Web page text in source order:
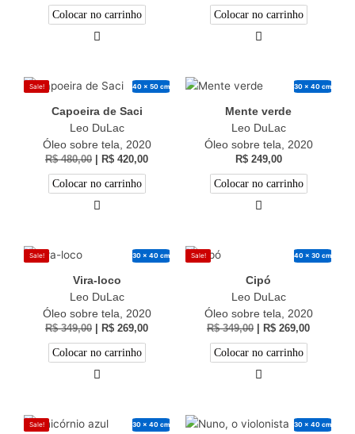
Colocar no carrinho Colocar no carrinho
Sale! 40 x 50 cm
Capoeira de Saci
Leo DuLac
Óleo sobre tela, 2020
R$480,00 R$ 420,00
Colocar no carrinho
30 x 40 cm
Mente verde
Leo DuLac
Óleo sobre tela, 2020
R$249,00
Colocar no carrinho
Sale! 30 x 40 cm
Vira-loco
Leo DuLac
Óleo sobre tela, 2020
R$349,00 R$ 269,00
Colocar no carrinho
Sale! 40 x 30 cm
Cipó
Leo DuLac
Óleo sobre tela, 2020
R$349,00 R$ 269,00
Colocar no carrinho
Sale! 30 x 40 cm 30 x 40 cm